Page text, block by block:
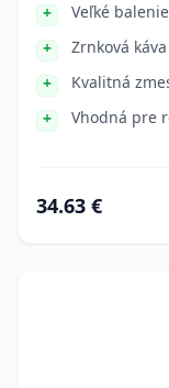
Veľké
Zrnková
Kvalitná
Vhodná pre
34.63 €